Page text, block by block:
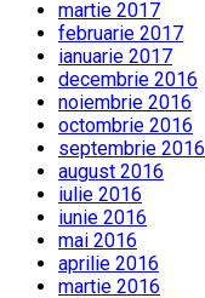
martie 2017
februarie 2017
ianuarie 2017
decembrie 2016
noiembrie 2016
octombrie 2016
septembrie 2016
august 2016
iulie 2016
iunie 2016
mai 2016
aprilie 2016
martie 2016